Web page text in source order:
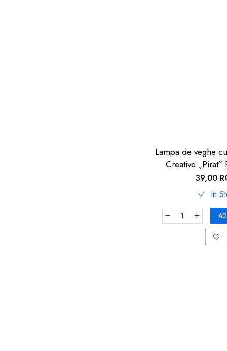
Lampa de veghe
Creative „Pirat”
39,00
In